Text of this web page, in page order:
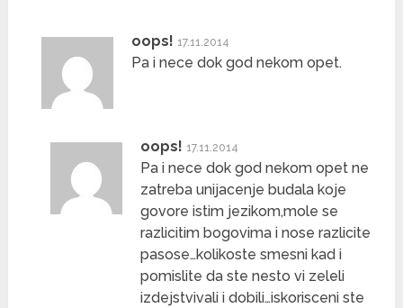
oops! 17.11.2014
Pa i nece dok god nekom opet.
oops! 17.11.2014
Pa i nece dok god nekom opet ne
zatreba unijacenje budala koje
govore istim jezikom,mole se
razlicitim bogovima i nose razlicite
pasose…kolikoste smesni kad i
pomislite da ste nesto vi zeleli
izdejstvivali i dobili…iskorisceni ste